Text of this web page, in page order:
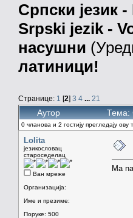
Српски језик
Srpski jezik -
насушни
латиници!
Странице: 1 [2] 3 4 ... 21
Аутор Тема:
0 чланова и 2 гостију прегледају ову
Lolita
језикословац
староседелац
Ван мреже
Организација:
Име и презиме:
Поруке: 500
Ma